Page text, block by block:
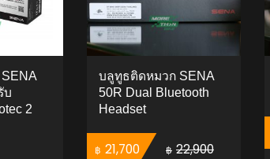
บ
2
บลูทูธติดหมวก SENA
50R Dual Bluetooth
Headset
฿ 22,900
Original price was: ฿22,900.
฿ 21,700
Current price is: ฿